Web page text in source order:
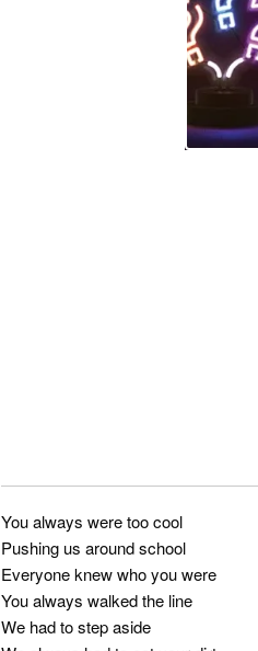
You always were too cool
Pushing us around school
Everyone knew who you were
You always walked the line
We had to step aside